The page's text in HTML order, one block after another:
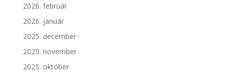
2026. február
2026. január
2025. december
2025. november
2025. október